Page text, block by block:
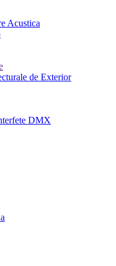
Acustica
de Exterior
DMX